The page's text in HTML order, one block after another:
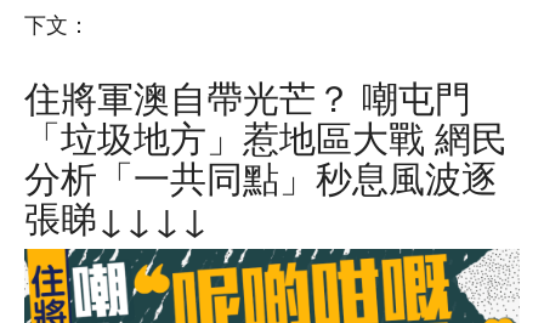
下文：
住將軍澳自帶光芒？ 嘲屯門
「垃圾地方」惹地區大戰 網民
分析「一共同點」秒息風波逐
張睇↓↓↓↓